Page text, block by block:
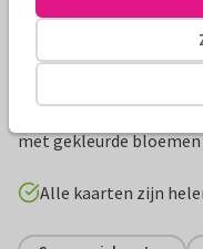
Communiefeestje voor
met gekleurde
Alle kaarten zijn